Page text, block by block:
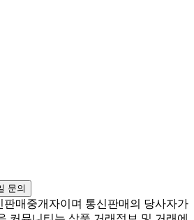
문의
판매중개자이며 통신판매의 당사자가